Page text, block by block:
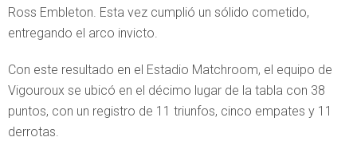
Ross Embleton. Esta vez cumplió un sólido cometido,
entregando el arco invicto.
Con este resultado en el Estadio Matchroom, el equipo de
Vigouroux se ubicó en el décimo lugar de la tabla con 38
puntos, con un registro de 11 triunfos, cinco empates y 11
derrotas.